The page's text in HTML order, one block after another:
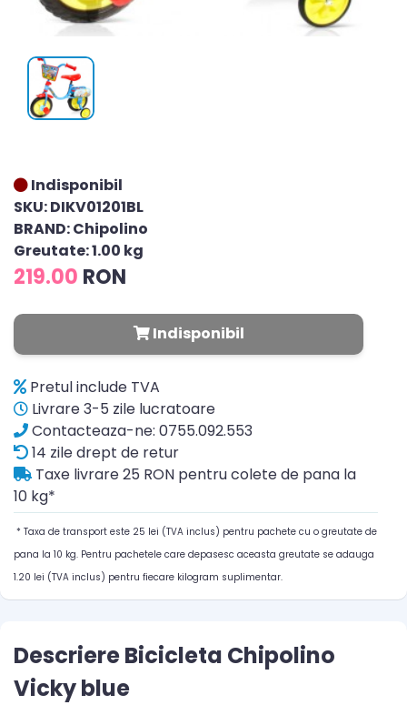
Indisponibil
SKU: DIKV01201BL
BRAND: Chipolino
Greutate: 1.00 kg
219.00 RON
Indisponibil
Pretul include TVA
Livrare 3-5 zile lucratoare
Contacteaza-ne: 0755.092.553
14 zile drept de retur
Taxe livrare 25 RON pentru colete de pana la
10 kg*
* Taxa de transport este 25 lei (TVA inclus) pentru pachete cu o greutate de
pana la 10 kg. Pentru pachetele care depasesc aceasta greutate se adauga
1.20 lei (TVA inclus) pentru fiecare kilogram suplimentar.
Descriere Bicicleta Chipolino
Vicky blue